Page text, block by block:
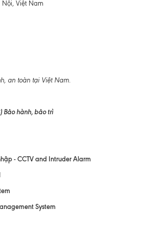
Nội, Việt Nam
an toàn tại Việt Nam.
Bảo hành, bảo trì
- CCTV and Intruder Alarm
System